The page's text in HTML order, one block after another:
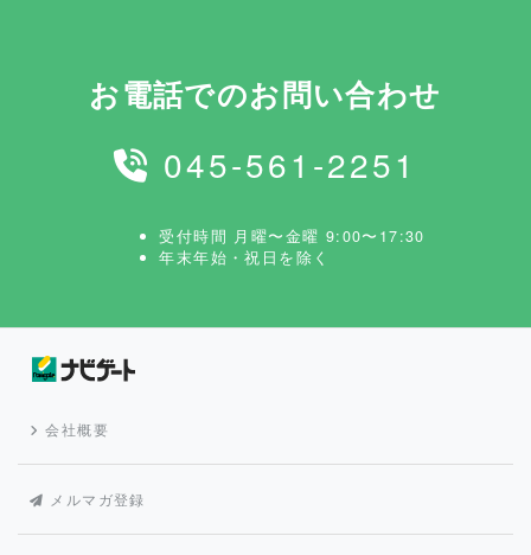
お電話でのお問い合わせ
045-561-2251
受付時間 月曜〜金曜 9:00〜17:30
年末年始・祝日を除く
会社概要
メルマガ登録